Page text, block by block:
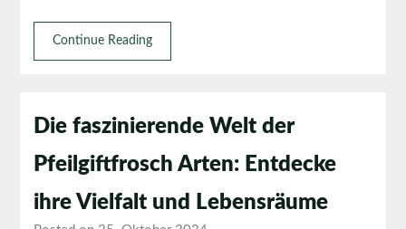
Continue Reading
Die faszinierende Welt der
Pfeilgiftfrosch Arten: Entdecke
ihre Vielfalt und Lebensräume